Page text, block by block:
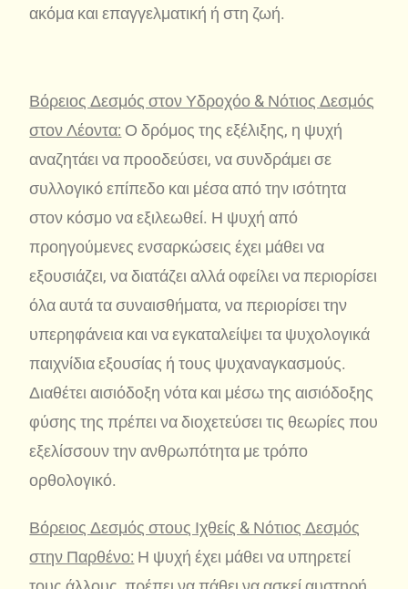
ακόμα και επαγγελματική ή στη ζωή.
Βόρειος Δεσμός στον Υδροχόο & Νότιος Δεσμός
στον Λέοντα: Ο δρόμος της εξέλιξης, η ψυχή
αναζητάει να προοδεύσει, να συνδράμει σε
συλλογικό επίπεδο και μέσα από την ισότητα
στον κόσμο να εξιλεωθεί. Η ψυχή από
προηγούμενες ενσαρκώσεις έχει μάθει να
εξουσιάζει, να διατάζει αλλά οφείλει να περιορίσει
όλα αυτά τα συναισθήματα, να περιορίσει την
υπερηφάνεια και να εγκαταλείψει τα ψυχολογικά
παιχνίδια εξουσίας ή τους ψυχαναγκασμούς.
Διαθέτει αισιόδοξη νότα και μέσω της αισιόδοξης
φύσης της πρέπει να διοχετεύσει τις θεωρίες που
εξελίσσουν την ανθρωπότητα με τρόπο
ορθολογικό.
Βόρειος Δεσμός στους Ιχθείς & Νότιος Δεσμός
στην Παρθένο: Η ψυχή έχει μάθει να υπηρετεί